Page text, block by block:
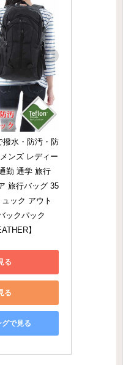
撥水・防汚・防
ンズ レディー
勤 通学 旅行
旅行バッグ 35
ック アウト
ックパック
】
る
る
で見る